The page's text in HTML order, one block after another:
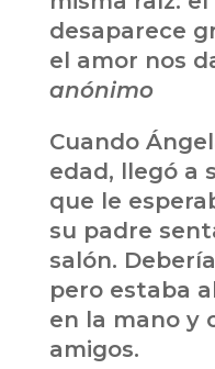
desaparece
el amor nos
anónimo
Cuando
edad, llegó a
que le
su padre
salón.
pero estaba
en la mano y
amigos.